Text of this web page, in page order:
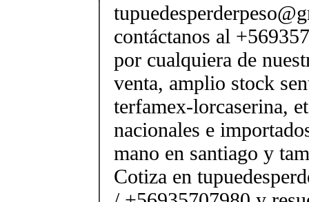
contáctanos al
por cualquiera de
venta, amplio stock
terfamex-lorcaserina,
nacionales e
mano en santiago y
Cotiza en